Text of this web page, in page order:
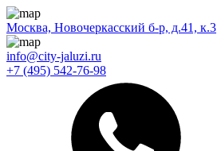
Москва, Новочеркасский б-р, д.41, к.3
info@city-jaluzi.ru
+7 (495) 542-76-98